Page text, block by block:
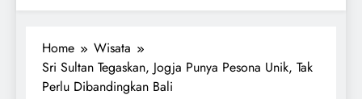
Home
Wisata
Sri Sultan Tegaskan, Jogja Punya Pesona Unik, Tak
Perlu Dibandingkan Bali